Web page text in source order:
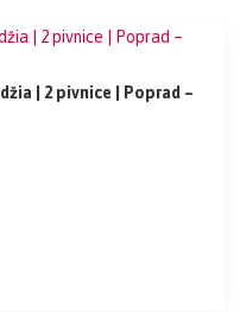
| 2 pivnice | Poprad –